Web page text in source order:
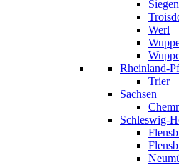
Werl
Rheinland-
Trier
Sachsen
Schleswig-